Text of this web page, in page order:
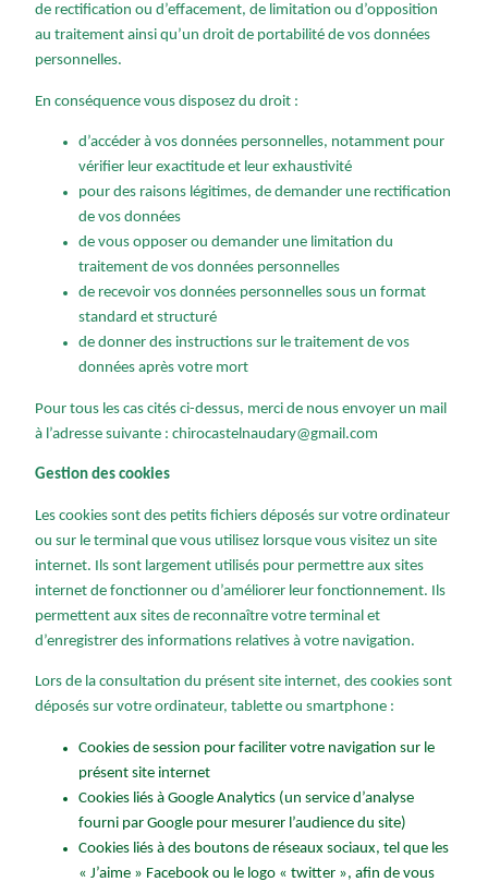
de rectification ou d’effacement, de limitation ou d’opposition
au traitement ainsi qu’un droit de portabilité de vos données
personnelles.
En conséquence vous disposez du droit :
d’accéder à vos données personnelles, notamment pour
vérifier leur exactitude et leur exhaustivité
pour des raisons légitimes, de demander une rectification
de vos données
de vous opposer ou demander une limitation du
traitement de vos données personnelles
de recevoir vos données personnelles sous un format
standard et structuré
de donner des instructions sur le traitement de vos
données après votre mort
Pour tous les cas cités ci-dessus, merci de nous envoyer un mail
à l’adresse suivante : chirocastelnaudary@gmail.com
Gestion des cookies
Les cookies sont des petits fichiers déposés sur votre ordinateur
ou sur le terminal que vous utilisez lorsque vous visitez un site
internet. Ils sont largement utilisés pour permettre aux sites
internet de fonctionner ou d’améliorer leur fonctionnement. Ils
permettent aux sites de reconnaître votre terminal et
d’enregistrer des informations relatives à votre navigation.
Lors de la consultation du présent site internet, des cookies sont
déposés sur votre ordinateur, tablette ou smartphone :
Cookies de session pour faciliter votre navigation sur le
présent site internet
Cookies liés à Google Analytics (un service d’analyse
fourni par Google pour mesurer l’audience du site)
Cookies liés à des boutons de réseaux sociaux, tel que les
« J’aime » Facebook ou le logo « twitter », afin de vous